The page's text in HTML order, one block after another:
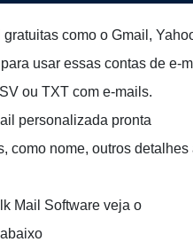
como o Gmail,
usar essas contas de e-
ou TXT com e-mails.
personalizada pronta
como nome, outros detalhes
Mail Software veja o